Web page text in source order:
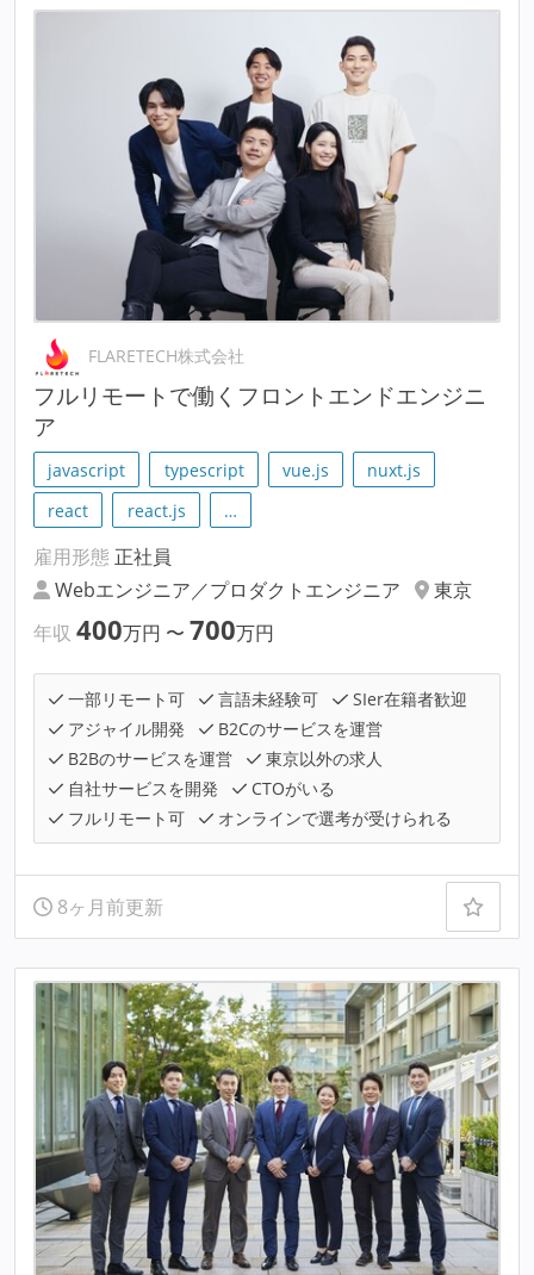
FLARETECH株式会社
フルリモートで働くフロントエンドエンジニ
ア
javascript typescript vue.js
nuxt.js
react
react.js …
雇用形態 正社員
Webエンジニア／プロダクトエンジニア
東京
年収 400万円 〜 700万円
一部リモート可 言語未経験可
SIer在籍者歓迎
アジャイル開発
B2Cのサービスを運営
B2Bのサービスを運営
東京以外の求人
自社サービスを開発
CTOがいる
フルリモート可
オンラインで選考が受けられる
8ヶ月前更新